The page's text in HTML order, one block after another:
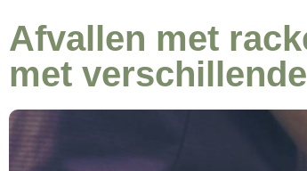
Afvallen met
met